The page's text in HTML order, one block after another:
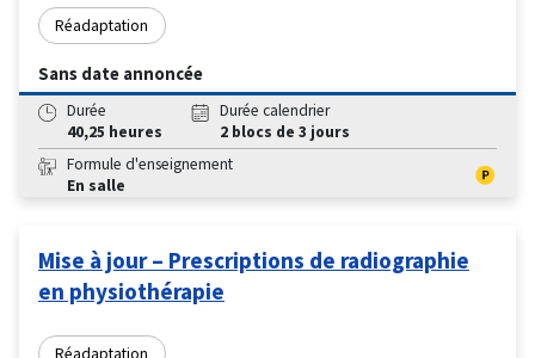
Réadaptation
Sans date annoncée
Durée
40,25 heures
Durée calendrier
2 blocs de 3 jours
Formule d'enseignement
En salle
Mise à jour – Prescriptions de radiographie
en physiothérapie
Réadaptation